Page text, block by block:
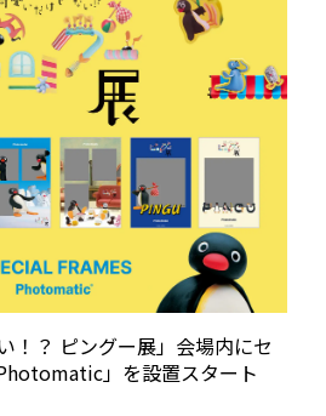
！？ ピングー展」会場内にセ
」を設置スタート